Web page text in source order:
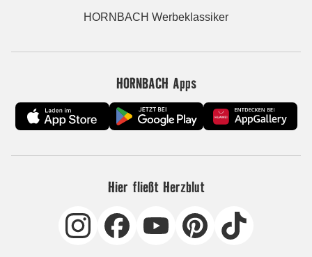
HORNBACH Werbeklassiker
HORNBACH Apps
Hier fließt Herzblut